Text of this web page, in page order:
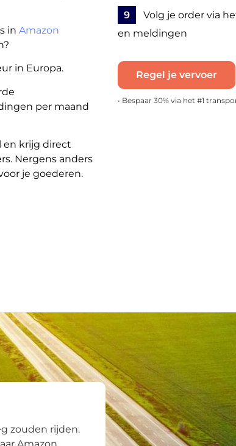
in Amazon
in Europa.
per maand
en krijg direct
Nergens anders
je goederen.
9
Volg je order via
en meldingen
Regel je vervoer
• Bespaar 30% via het #1
zouden rijden.